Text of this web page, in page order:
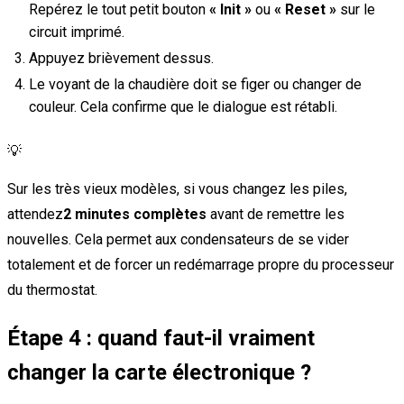
Repérez le tout petit bouton « Init » ou « Reset » sur le
circuit imprimé.
Appuyez brièvement dessus.
Le voyant de la chaudière doit se figer ou changer de
couleur. Cela confirme que le dialogue est rétabli.
💡
Sur les très vieux modèles, si vous changez les piles,
attendez2 minutes complètes avant de remettre les
nouvelles. Cela permet aux condensateurs de se vider
totalement et de forcer un redémarrage propre du processeur
du thermostat.
Étape 4 : quand faut-il vraiment
changer la carte électronique ?